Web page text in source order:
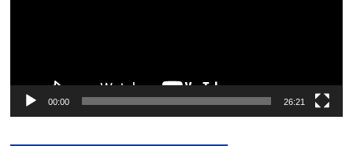
00:00 26:21